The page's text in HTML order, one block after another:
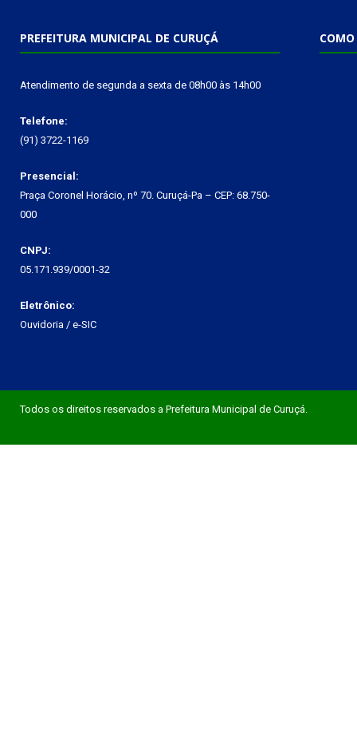
PREFEITURA MUNICIPAL DE CURUÇÁ
Atendimento de segunda a sexta de 08h00 às 14h00
Telefone:
(91) 3722-1169
Presencial:
Praça Coronel Horácio, nº 70. Curuçá-Pa – CEP: 68.750-
000
CNPJ:
05.171.939/0001-32
Eletrônico:
Ouvidoria / e-SIC
COMO
Todos os direitos reservados a Prefeitura Municipal de Curuçá.